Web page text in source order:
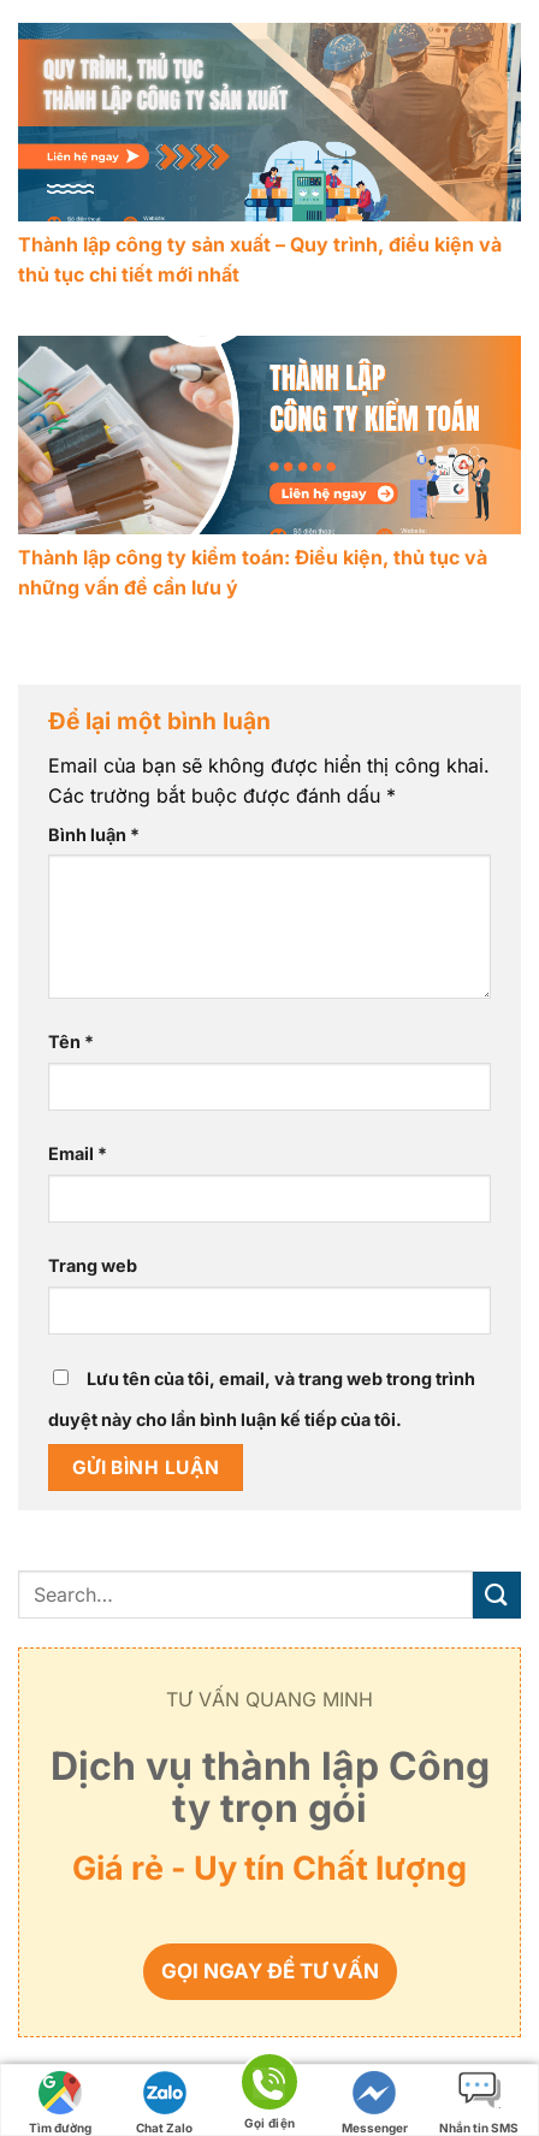
Thành lập công ty sản xuất – Quy trình, điều kiện và
thủ tục chi tiết mới nhất
Thành lập công ty kiểm toán: Điều kiện, thủ tục và
những vấn đề cần lưu ý
Để lại một bình luận
Email của bạn sẽ không được hiển thị công khai.
Các trường bắt buộc được đánh dấu *
Bình luận *
Tên *
Email *
Trang web
Lưu tên của tôi, email, và trang web trong trình
duyệt này cho lần bình luận kế tiếp của tôi.
TƯ VẤN QUANG MINH
Dịch vụ thành lập Công
ty trọn gói
Giá rẻ - Uy tín Chất lượng
GỌI NGAY ĐỂ TƯ VẤN
THÀNH LẬP CÔNG TY:
Tìm đường Chat Zalo Gọi điện Messenger Nhắn tin SMS